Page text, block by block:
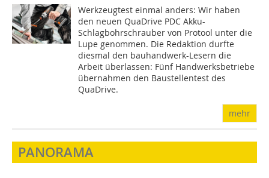
Werkzeugtest einmal anders: Wir haben
den neuen QuaDrive PDC Akku-
Schlagbohrschrauber von Protool unter die
Lupe genommen. Die Redaktion durfte
diesmal den bauhandwerk-Lesern die
Arbeit überlassen: Fünf Handwerksbetriebe
übernahmen den Baustellentest des
QuaDrive.
mehr
PANORAMA